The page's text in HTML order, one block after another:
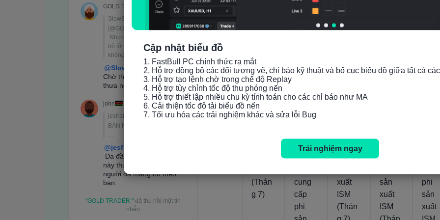
Thực tế
45.1 04/08/2026
mùa)
Thực tế Thực tế Thực tế Thực tế
Mỹ:
(Thán
g 7)
Mỹ:
Chỉ số
hàng
của
cung
cấp
phi
làm
phi
xuất
ISM
(Thán
sản
xuất
ISM
phi
sản
xuất
Cập nhật biểu đồ
1. FastBull PC chính thức ra mắt
2. Hỗ trợ đồng bộ các đối tượng vẽ, chỉ báo kỹ thuật và bố cục biểu đồ giữa tất cả
3. Hỗ trợ tạo lệnh chờ trong chế độ Replay
4. Hỗ trợ tùy chỉnh tốc độ thu phóng nến
5. Hỗ trợ thiết lập nhiều chu kỳ tính toán cho các chỉ báo như MA
6. Cải thiện tốc độ tải biểu đồ nến
7. Tối ưu hóa các trải nghiệm khác và sửa lỗi Bug
Trải nghiệm ngay